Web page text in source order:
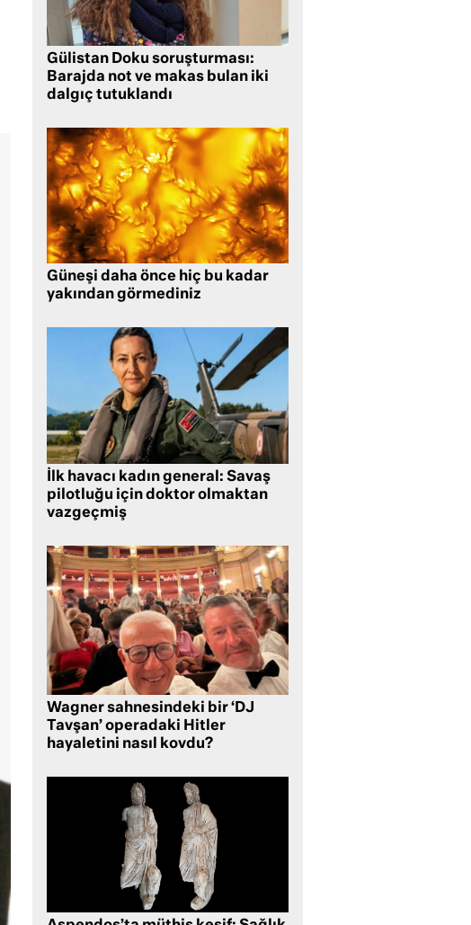
Gülistan Doku soruşturması:
Barajda not ve makas bulan iki
dalgıç tutuklandı
Güneşi daha önce hiç bu kadar
yakından görmediniz
İlk havacı kadın general: Savaş
pilotluğu için doktor olmaktan
vazgeçmiş
Wagner sahnesindeki bir ‘DJ
Tavşan’ operadaki Hitler
hayaletini nasıl kovdu?